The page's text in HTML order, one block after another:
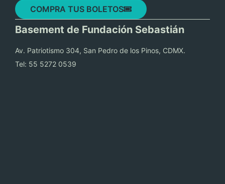
COMPRA TUS BOLETOS
Basement de Fundación Sebastián
Av. Patriotismo 304, San Pedro de los Pinos, CDMX.
Tel: 55 5272 0539